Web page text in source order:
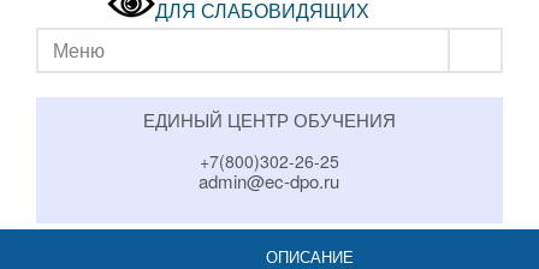
ДЛЯ СЛАБОВИДЯЩИХ
Меню
ЕДИНЫЙ ЦЕНТР ОБУЧЕНИЯ
+7(800)302-26-25
admin@ec-dpo.ru
ОПИСАНИЕ